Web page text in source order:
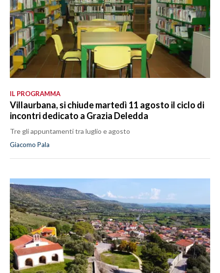
IL PROGRAMMA
Villaurbana, si chiude martedì 11 agosto il ciclo di
incontri dedicato a Grazia Deledda
Tre gli appuntamenti tra luglio e agosto
Giacomo Pala